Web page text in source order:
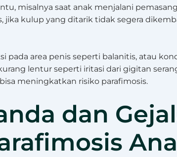
misalnya saat anak menjalani
jika kulup yang ditarik tidak segera
pada area penis seperti balanitis, atau
lentur seperti iritasi dari gigitan
meningkatkan risiko parafimosis.
dan